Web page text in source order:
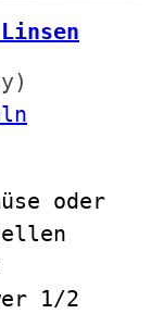
oder
1/2